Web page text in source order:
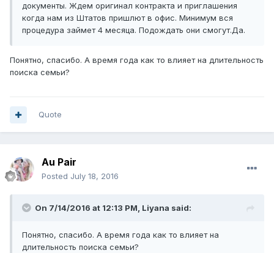
документы. Ждем оригинал контракта и приглашения
когда нам из Штатов пришлют в офис. Минимум вся
процедура займет 4 месяца. Подождать они смогут.Да.
Понятно, спасибо. А время года как то влияет на длительность
поиска семьи?
Quote
Au Pair
Posted July 18, 2016
On 7/14/2016 at 12:13 PM, Liyana said:
Понятно, спасибо. А время года как то влияет на
длительность поиска семьи?